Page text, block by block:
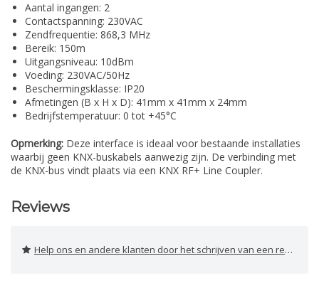
Aantal ingangen: 2
Contactspanning: 230VAC
Zendfrequentie: 868,3 MHz
Bereik: 150m
Uitgangsniveau: 10dBm
Voeding: 230VAC/50Hz
Beschermingsklasse: IP20
Afmetingen (B x H x D): 41mm x 41mm x 24mm
Bedrijfstemperatuur: 0 tot +45°C
Opmerking: Deze interface is ideaal voor bestaande installaties
waarbij geen KNX-buskabels aanwezig zijn. De verbinding met
de KNX-bus vindt plaats via een KNX RF+ Line Coupler.
Reviews
Help ons en andere klanten door het schrijven van een review